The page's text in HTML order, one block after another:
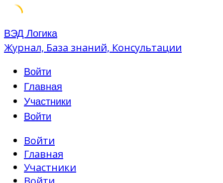
Skip
to
ВЭД Логика
Журнал, База знаний, Консультации
Войти
Главная
Участники
Войти
Войти
Главная
Участники